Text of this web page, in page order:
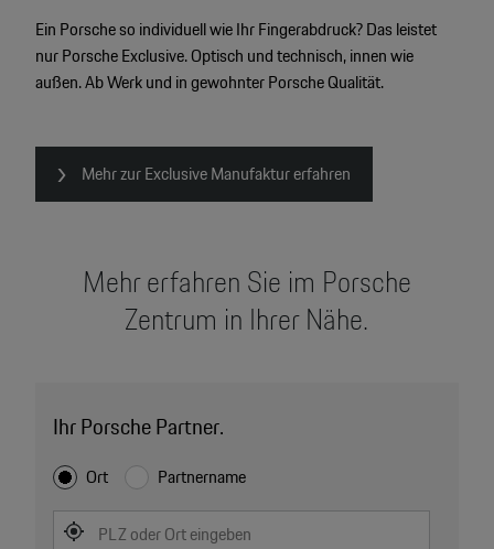
Ein Porsche so individuell wie Ihr Fingerabdruck? Das leistet
nur Porsche Exclusive. Optisch und technisch, innen wie
außen. Ab Werk und in gewohnter Porsche Qualität.
Mehr zur Exclusive Manufaktur erfahren
Mehr erfahren Sie im Porsche
Zentrum in Ihrer Nähe.
Ihr Porsche Partner.
Ort Partnername
PLZ oder Ort eingeben